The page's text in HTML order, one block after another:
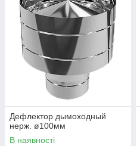
Дефлектор дымоходный
нерж. ø100мм
В наявності